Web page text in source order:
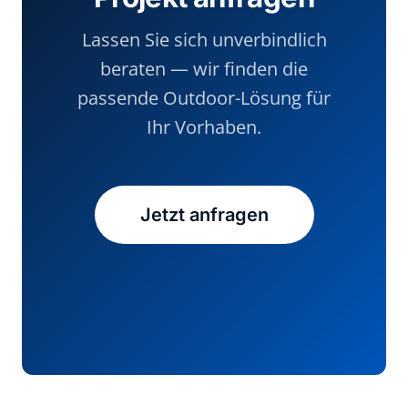
Lassen Sie sich unverbindlich
beraten — wir finden die
passende Outdoor-Lösung für
Ihr Vorhaben.
Jetzt anfragen